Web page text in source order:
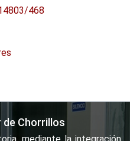
468
de Chorrillos